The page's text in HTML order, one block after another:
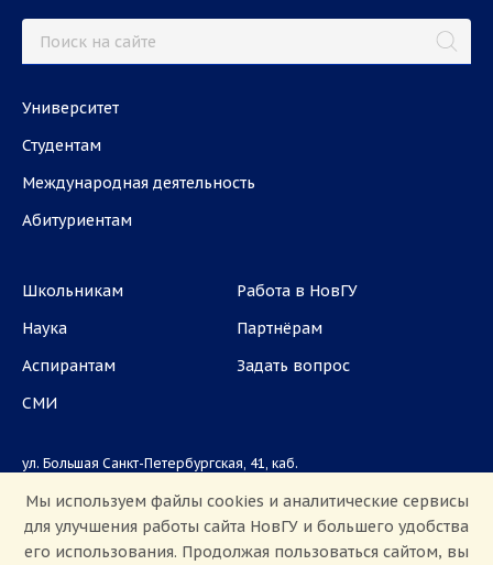
Университет
Студентам
Международная деятельность
Абитуриентам
Школьникам
Наука
Аспирантам
СМИ
Работа в НовГУ
Партнёрам
Задать вопрос
ул. Большая Санкт-Петербургская, 41, каб.
Приемная комиссия: +7(8162)33-20-44
Мы используем файлы cookies и аналитические сервисы
для улучшения работы сайта НовГУ и большего удобства
его использования. Продолжая пользоваться сайтом, вы